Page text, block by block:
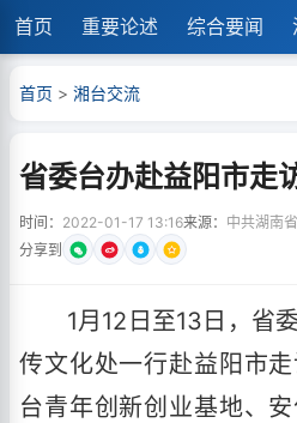
首页 重要论述 综合要闻
首页 > 湘台交流
省委台办赴益阳市走
时间： 2022-01-17 13:16来源： 中共湖南
分享到
1月12日至13日，省
传文化处一行赴益阳市
台青年创新创业基地、安